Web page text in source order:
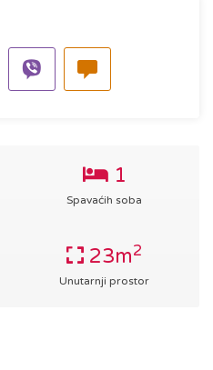
1
Spavaćih soba
23m2
Unutarnji prostor